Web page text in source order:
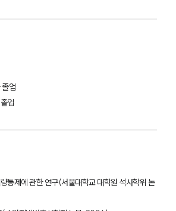
졸업
업
통제에 관한 연구(서울대학교 대학원 석사학위 논